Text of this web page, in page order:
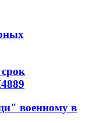
4889
военному в